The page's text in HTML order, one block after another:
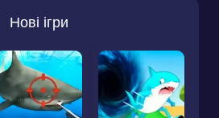
Нові ігри